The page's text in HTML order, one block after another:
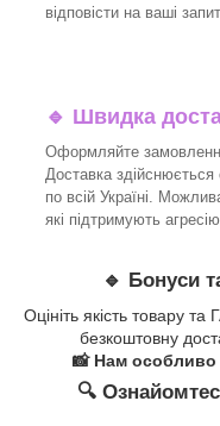
відповісти на ваші
🔹 Швидка
Оформляйте
Доставка
по всій Україні.
які підтримують
🔹 Бонуси
Оцініть якість товару
безкоштовну
📸 Нам особливо
🔍